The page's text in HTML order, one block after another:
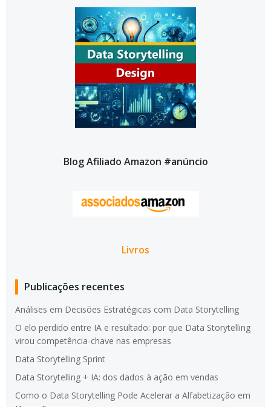
Blog Afiliado Amazon #anúncio
Livros
Publicações recentes
Análises em Decisões Estratégicas com Data Storytelling
O elo perdido entre IA e resultado: por que Data Storytelling
virou competência-chave nas empresas
Data Storytelling Sprint
Data Storytelling + IA: dos dados à ação em vendas
Como o Data Storytelling Pode Acelerar a Alfabetização em